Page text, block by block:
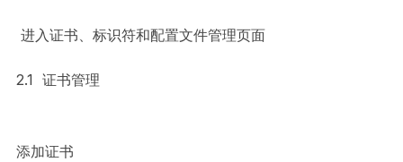
进入证书、标识符和配置文件管理页面
2.1 证书管理
添加证书